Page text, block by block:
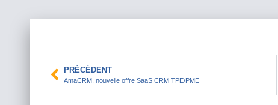
PRÉCÉDENT
AmaCRM, nouvelle offre SaaS CRM TPE/PME